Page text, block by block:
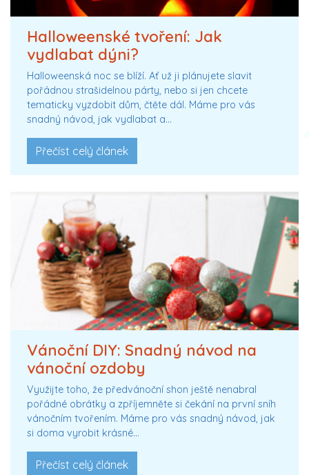
Halloweenské tvoření: Jak
vydlabat dýni?
Halloweenská noc se blíží. Ať už ji plánujete slavit
pořádnou strašidelnou párty, nebo si jen chcete
tematicky vyzdobit dům, čtěte dál. Máme pro vás
snadný návod, jak vydlabat a…
Přečíst celý článek
Vánoční DIY: Snadný návod na
vánoční ozdoby
Využijte toho, že předvánoční shon ještě nenabral
pořádné obrátky a zpříjemněte si čekání na první sníh
vánočním tvořením. Máme pro vás snadný návod, jak
si doma vyrobit krásné…
Přečíst celý článek